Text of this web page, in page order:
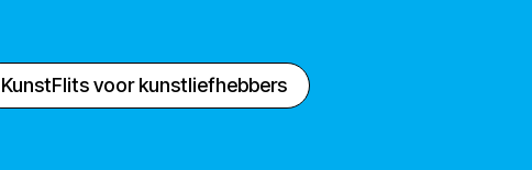
KunstFlits voor kunstliefhebbers